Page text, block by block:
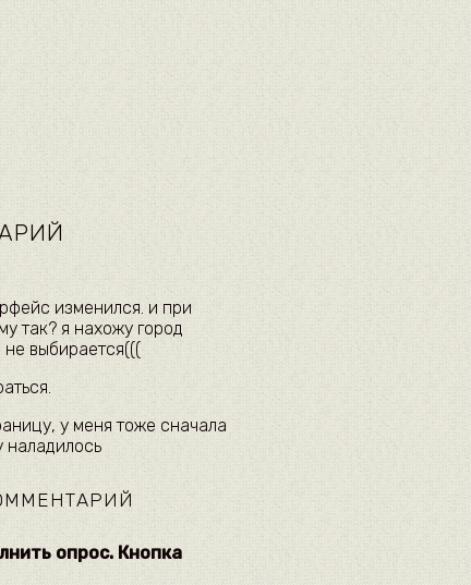
изменился. и при
так? я нахожу город
выбирается(((
у меня тоже сначала
наладилось
опрос. Кнопка